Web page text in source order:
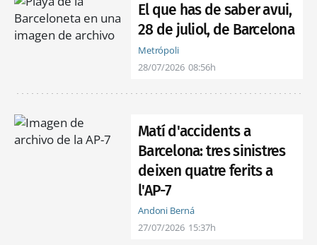
El que has de saber avui,
28 de juliol, de Barcelona
Metrópoli
28/07/2026 08:56h
Matí d'accidents a
Barcelona: tres sinistres
deixen quatre ferits a
l'AP-7
Andoni Berná
27/07/2026 15:37h